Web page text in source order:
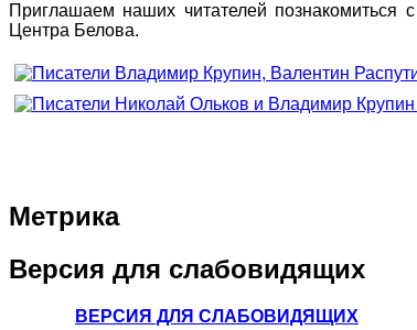
Приглашаем наших читателей познакомиться
Центра Белова.
Метрика
Версия для слабовидящих
ВЕРСИЯ ДЛЯ СЛАБОВИДЯЩИХ